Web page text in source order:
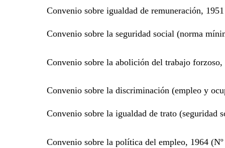
Convenio sobre igualdad de remuneración,
Convenio sobre la seguridad social (norma
Convenio sobre la abolición del trabajo forzoso,
Convenio sobre la discriminación (empleo y
Convenio sobre la igualdad de trato (seguridad
Convenio sobre la política del empleo, 1964